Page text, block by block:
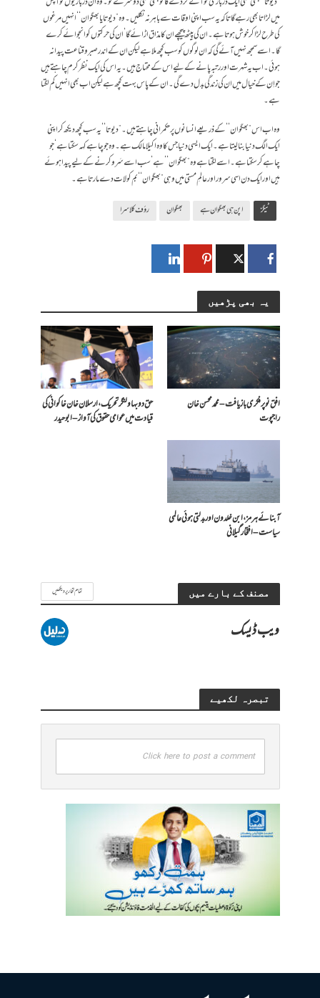
میں لڑاتا بھی رہے گا تاکہ یہ سب اپنی اوقات سے باہر نہ نکلیں۔ وہ ”دیوتا یا بھگوان‘‘ انہیں مرغوں
کی طرح لڑا کر خوش ہوتا ہے۔ ان کی پیٹھ پیچھے ان کا مذاق اڑائے گا‘ ان کی حرکتوں کو انجوائے کرے
گا۔ اسے سمجھ نہیں آئے گی کہ ان لوگوں کو سب کچھ ملا ہے لیکن ان کے اندر صبرو قناعت پیدا نہ
ہوئی۔ اب یہ شہرت اور رتبہ پانے کے لیے اس کے محتاج ہیں۔ یہ اس کی ایک نظر کرم چاہتے ہیں
جو اِن کے خیال میں ان کی زندگی بدل دے گی۔ ان کے پاس بہت کچھ ہے لیکن اب بھی انہیں کم لگتا
ہے۔
وہ اب اس”بھگوان‘‘ کے ذریعے انسانوں پر حکمرانی چاہتے ہیں۔ ”دیوتا‘‘ یہ سب کچھ دیکھ کر اپنی
ایک الگ دنیا بنا لیتا ہے۔ ایک ایسی دنیا جس کا وہ اکیلا مالک ہے۔ وہ جو چاہے کہہ سکتا ہے‘ جو
چاہے کر سکتا ہے۔ اسے لگتا ہے وہ”بھگوان‘‘ ہے‘ سب اسے سَرو کرنے کے لیے پیدا ہوئے
ہیں اور ایک دن اسی سرور اور عالمِ مستی میں وہی ”بھگوان‘‘ بم کو لات دے مارتا ہے۔
ٹیگز اپن ہی بھگوان ہے بھگوان رؤف کلاسرا
یہ بھی پڑھیں
افق نو پر فکری بازیافت – محمد محسن خان
راجپوت
حق دو بہاولنگر تحریک، ارسلان خان خاکوانی کی
قیادت میں عوامی حقوق کی آواز – ابو حیدر
آبنائے ہرمز، ابن خلدون اور بدلتی ہوئی عالمی
سیاست – افتخار گیلانی
مصنف کے بارے میں تمام تحاریر دیکھیں
ویب ڈیسک
تبصرہ لکھیے
Click here to post a comment